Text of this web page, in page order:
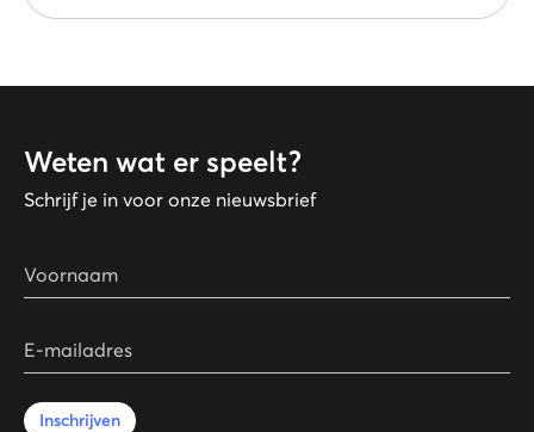
Weten wat er speelt?
Schrijf je in voor onze nieuwsbrief
Voornaam
E-mailadres
Inschrijven